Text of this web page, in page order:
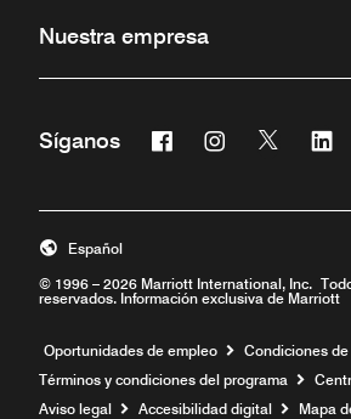
Nuestra empresa
Síganos Facebook
Abre una ventana
Instagram
Abre una
Twitter
Abre una
© 1996 – 2026 Marriott International, Inc.
reservados. Información exclusiva de Marriott
Español
Oportunidades de empleo Abre una
Condiciones
Términos y condiciones del programa
Aviso legal
Accesibilidad digital Mapa